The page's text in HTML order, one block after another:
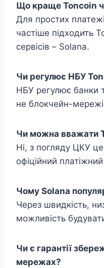
Що краще Toncoin
Для простих
частіше підходить
сервісів – Solana.
Чи регулює НБУ
НБУ регулює банки
не блокчейн-мережі
Чи можна вважати
Ні, з погляду ЦКУ
офіційний платіжний
Чому Solana
Через швидкість,
можливість
Чи є гарантії
мережах?